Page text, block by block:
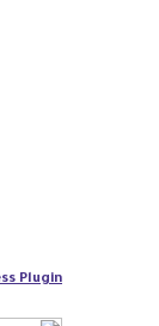
Plugin